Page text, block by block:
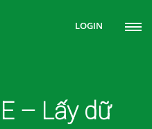
LOGIN
– Lấy dữ